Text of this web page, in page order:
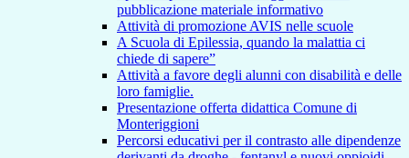
pubblicazione materiale informativo
Attività di promozione AVIS nelle scuole
A Scuola di Epilessia, quando la malattia ci
chiede di sapere”
Attività a favore degli alunni con disabilità e delle
loro famiglie.
Presentazione offerta didattica Comune di
Monteriggioni
Percorsi educativi per il contrasto alle dipendenze